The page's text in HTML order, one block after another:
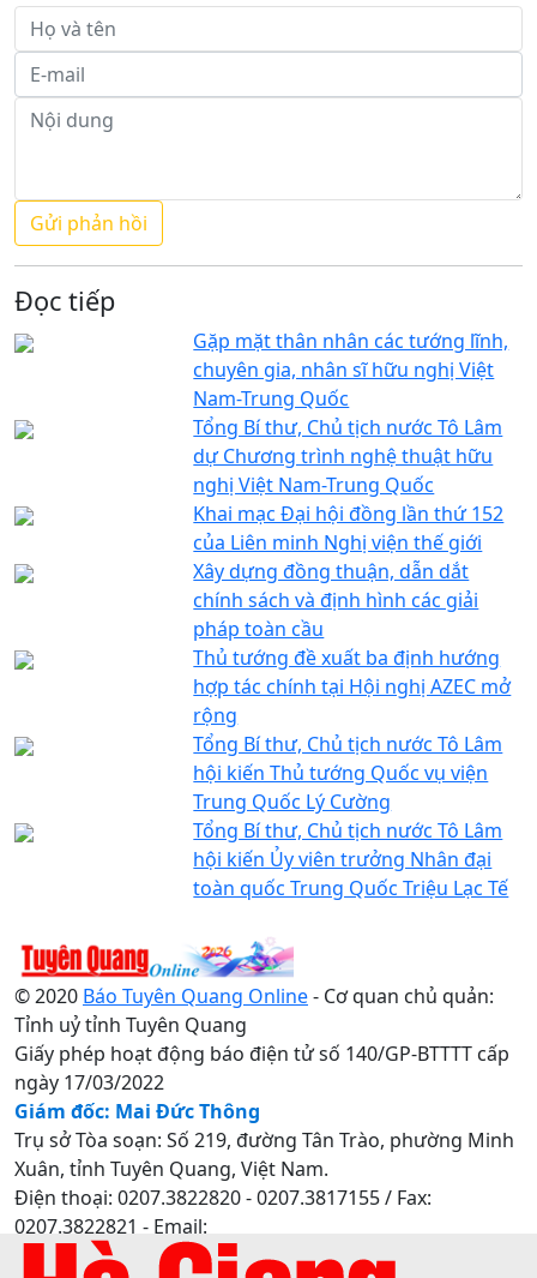
Đọc tiếp
Gặp mặt thân nhân các tướng lĩnh,
chuyên gia, nhân sĩ hữu nghị Việt
Nam-Trung Quốc
Tổng Bí thư, Chủ tịch nước Tô Lâm
dự Chương trình nghệ thuật hữu
nghị Việt Nam-Trung Quốc
Khai mạc Đại hội đồng lần thứ 152
của Liên minh Nghị viện thế giới
Xây dựng đồng thuận, dẫn dắt
chính sách và định hình các giải
pháp toàn cầu
Thủ tướng đề xuất ba định hướng
hợp tác chính tại Hội nghị AZEC mở
rộng
Tổng Bí thư, Chủ tịch nước Tô Lâm
hội kiến Thủ tướng Quốc vụ viện
Trung Quốc Lý Cường
Tổng Bí thư, Chủ tịch nước Tô Lâm
hội kiến Ủy viên trưởng Nhân đại
toàn quốc Trung Quốc Triệu Lạc Tế
© 2020 Báo Tuyên Quang Online- Cơ quan chủ quản:
Tỉnh uỷ tỉnh Tuyên Quang
Giấy phép hoạt động báo điện tử số 140/GP-BTTTT cấp
ngày 17/03/2022
Giám đốc: Mai Đức Thông
Trụ sở Tòa soạn: Số 219, đường Tân Trào, phường Minh
Xuân, tỉnh Tuyên Quang, Việt Nam.
Điện thoại: 0207.3822820 - 0207.3817155 / Fax:
0207.3822821 - Email:
baotuyenquang.com.vn@gmail.com